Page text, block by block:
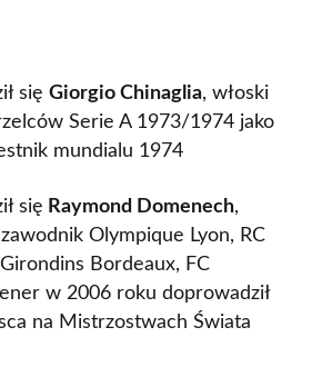
się Giorgio Chinaglia, włoski
Serie A 1973/1974 jako
mundialu 1974
się Raymond Domenech,
Olympique Lyon, RC
Bordeaux, FC
w 2006 roku doprowadził
na Mistrzostwach Świata